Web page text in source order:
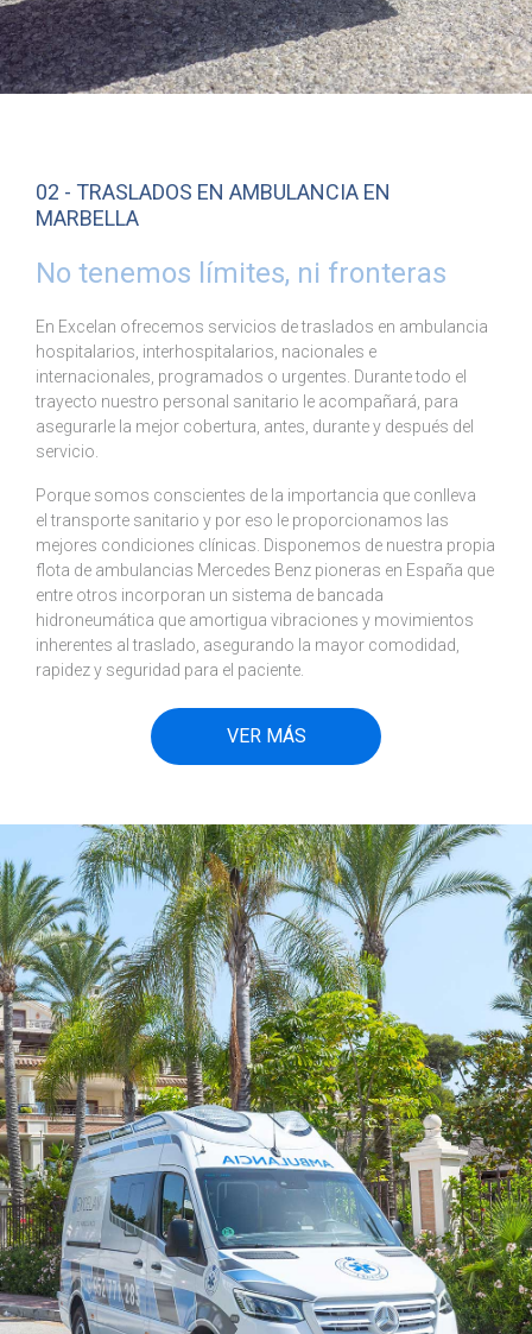
02 - TRASLADOS EN AMBULANCIA EN
MARBELLA
No tenemos límites, ni fronteras
En Excelan ofrecemos servicios de traslados en ambulancia
hospitalarios, interhospitalarios, nacionales e
internacionales, programados o urgentes. Durante todo el
trayecto nuestro personal sanitario le acompañará, para
asegurarle la mejor cobertura, antes, durante y después del
servicio.
Porque somos conscientes de la importancia que conlleva
el transporte sanitario y por eso le proporcionamos las
mejores condiciones clínicas. Disponemos de nuestra propia
flota de ambulancias Mercedes Benz pioneras en España que
entre otros incorporan un sistema de bancada
hidroneumática que amortigua vibraciones y movimientos
inherentes al traslado, asegurando la mayor comodidad,
rapidez y seguridad para el paciente.
VER MÁS